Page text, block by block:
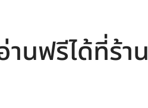
นฟรีได้ที่ร้าน